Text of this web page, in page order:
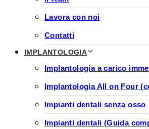
Lavora con noi
Contatti
IMPLANTOLOGIA
Implantologia a carico
Implantologia All on Four
Impianti dentali senza osso
Impianti dentali (Guida